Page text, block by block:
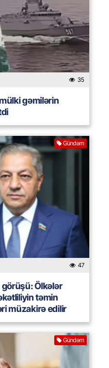
35
gəmilərin
Gündəm
47
Ölkələr
təmin
müzakirə edilir
Gündəm